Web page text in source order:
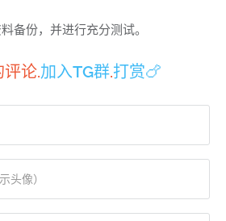
备份，并进行充分测试。
论.加入TG群.打赏🍗